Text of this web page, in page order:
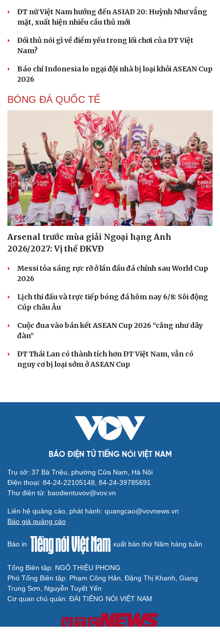
Cải chính
ĐT nữ Việt Nam hướng đến ASIAD 20: Huỳnh Như vắng
mặt, xuất hiện nhiều cầu thủ mới
Đối thủ nói gì về điểm yếu trong lối chơi của ĐT Việt
Nam?
Báo chí Indonesia lo ngại đội nhà bị loại khỏi ASEAN Cup
2026
BÓNG ĐÁ QUỐC TẾ
Arsenal trước mùa giải Ngoại hạng Anh
2026/2027: Vị thế ĐKVĐ
Messi tỏa sáng rực rỡ ở lần đầu đá chính sau World Cup
2026
Lịch thi đấu và trực tiếp bóng đá hôm nay 6/8: Sôi động
Cúp châu Âu
Cuộc đua vào bán kết ASEAN Cup 2026 “căng như dây
đàn”
ĐT Thái Lan có thành tích hơn ĐT Việt Nam, vẫn có
nguy cơ bị loại sớm ở ASEAN Cup
BÁO ĐIỆN TỬ TIẾNG NÓI VIỆT NAM
Trụ sở: 37 Bà Triệu, phường Cửa Nam, Hà Nội
Điện thoại: 84-24-22105148, 84-24-39785691
Thư điện tử: baodientuvov@vov.vn
Liên hệ quảng cáo, phát hành: quangcao@vovnews.vn
Báo giá quảng cáo
Báo in xuất bản thứ Năm hàng tuần
Tổng Biên tập: NGÔ THIỆU PHONG
Phó Tổng Biên tập: Phạm Công Hân, Đặng Thị Khanh, Giang
Trung Sơn, Nguyễn Tuyết Yến
Cơ quan chủ quản: ĐÀI TIẾNG NÓI VIỆT NAM